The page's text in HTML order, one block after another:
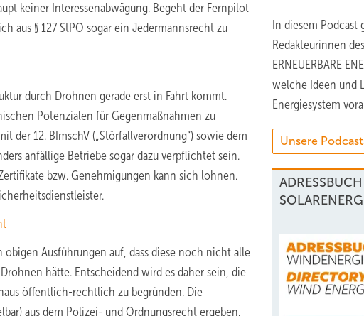
keiner Interessenabwägung. Begeht der Fernpilot
aus § 127 StPO sogar ein Jedermannsrecht zu
durch Drohnen gerade erst in Fahrt kommt.
Potenzialen für Gegenmaßnahmen zu
der 12. BImschV („Störfallverordnung“) sowie dem
anfällige Betriebe sogar dazu verpflichtet sein.
bzw. Genehmigungen kann sich lohnen.
obigen Ausführungen auf, dass diese noch nicht alle
hätte. Entscheidend wird es daher sein, die
öffentlich-rechtlich zu begründen. Die
aus dem Polizei- und Ordnungsrecht ergeben.
In diesem Podcast
Redakteurinnen
ERNEUERBARE
welche Ideen und
Energiesystem
Unsere